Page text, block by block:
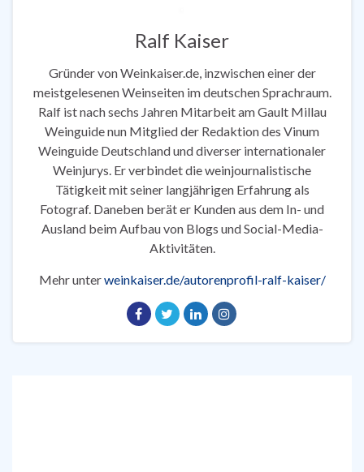
Ralf Kaiser
Gründer von Weinkaiser.de, inzwischen einer der
meistgelesenen Weinseiten im deutschen Sprachraum.
Ralf ist nach sechs Jahren Mitarbeit am Gault Millau
Weinguide nun Mitglied der Redaktion des Vinum
Weinguide Deutschland und diverser internationaler
Weinjurys. Er verbindet die weinjournalistische
Tätigkeit mit seiner langjährigen Erfahrung als
Fotograf. Daneben berät er Kunden aus dem In- und
Ausland beim Aufbau von Blogs und Social-Media-
Aktivitäten.
Mehr unterweinkaiser.de/autorenprofil-ralf-kaiser/